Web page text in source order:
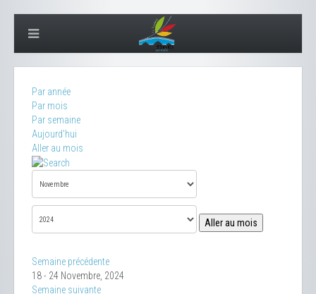
Par année
Par mois
Par semaine
Aujourd'hui
Aller au mois
Aller au mois
Semaine précédente
18 - 24 Novembre, 2024
Semaine suivante